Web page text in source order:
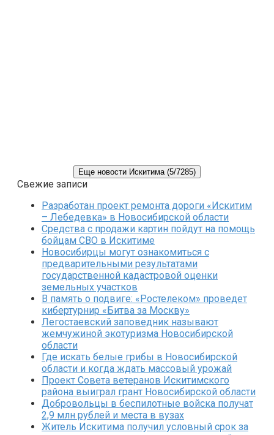
Еще новости Искитима (5/7285)
Свежие записи
Разработан проект ремонта дороги «Искитим
– Лебедевка» в Новосибирской области
Средства с продажи картин пойдут на помощь
бойцам СВО в Искитиме
Новосибирцы могут ознакомиться с
предварительными результатами
государственной кадастровой оценки
земельных участков
В память о подвиге: «Ростелеком» проведет
кибертурнир «Битва за Москву»
Легостаевский заповедник называют
жемчужиной экотуризма Новосибирской
области
Где искать белые грибы в Новосибирской
области и когда ждать массовый урожай
Проект Совета ветеранов Искитимского
района выиграл грант Новосибирской области
Добровольцы в беспилотные войска получат
2,9 млн рублей и места в вузах
Житель Искитима получил условный срок за